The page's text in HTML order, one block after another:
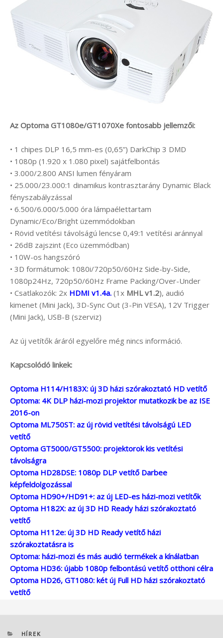
Az Optoma GT1080e/GT1070Xe fontosabb jellemzői:
• 1 chipes DLP 16,5 mm-es (0,65”) DarkChip 3 DMD
• 1080p (1.920 x 1.080 pixel) sajátfelbontás
• 3.000/2.800 ANSI lumen fényáram
• 25.000/23.000:1 dinamikus kontrasztarány Dynamic Black
fényszabályzással
• 6.500/6.000/5.000 óra lámpaélettartam
Dynamic/Eco/Bright üzemmódokban
• Rövid vetítési távolságú lencse 0,49:1 vetítési aránnyal
• 26dB zajszint (Eco üzemmódban)
• 10W-os hangszóró
• 3D formátumok: 1080i/720p50/60Hz Side-by-Side,
1080p24Hz, 720p50/60Hz Frame Packing/Over-Under
• Csatlakozók: 2x HDMI v1.4a. (1x MHL v1.2), audió
kimenet (Mini Jack), 3D-Sync Out (3-Pin VESA), 12V Trigger
(Mini Jack), USB-B (szerviz)
Az új vetítők áráról egyelőre még nincs információ.
Kapcsolódó linkek:
Optoma H114/H183X: új 3D házi szórakoztató HD vetítő
Optoma: 4K DLP házi-mozi projektor mutatkozik be az ISE
2016-on
Optoma ML750ST: az új rövid vetítési távolságú LED
vetítő
Optoma GT5000/GT5500: projektorok kis vetítési
távolságra
Optoma HD28DSE: 1080p DLP vetítő Darbee
képfeldolgozással
Optoma HD90+/HD91+: az új LED-es házi-mozi vetítők
Optoma H182X: az új 3D HD Ready házi szórakoztató
vetítő
Optoma H112e: új 3D HD Ready vetítő házi
szórakoztatásra is
Optoma: házi-mozi és más audió termékek a kínálatban
Optoma HD36: újabb 1080p felbontású vetítő otthoni célra
Optoma HD26, GT1080: két új Full HD házi szórakoztató
vetítő
KATEGÓRIÁK
HÍREK